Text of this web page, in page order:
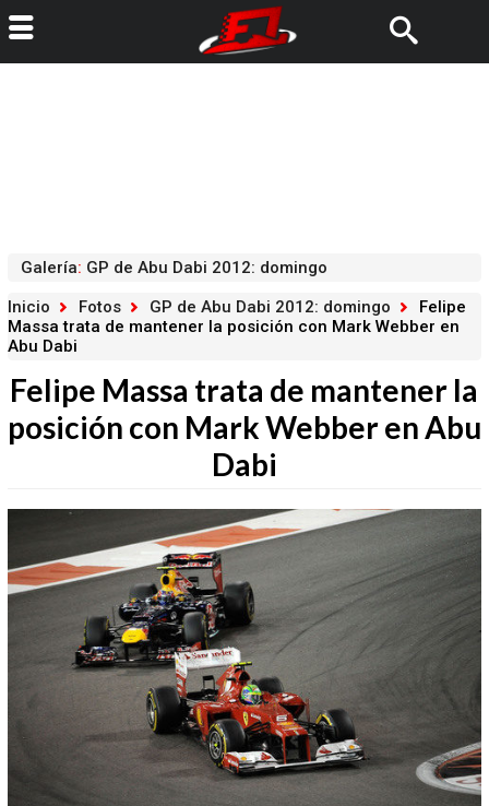
Galería: GP de Abu Dabi 2012: domingo
Inicio
Fotos GP de Abu Dabi 2012: domingo
Felipe
Massa trata de mantener la posición con Mark Webber en
Abu Dabi
Felipe Massa trata de mantener la
posición con Mark Webber en Abu
Dabi